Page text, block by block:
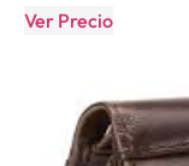
Ver Precio